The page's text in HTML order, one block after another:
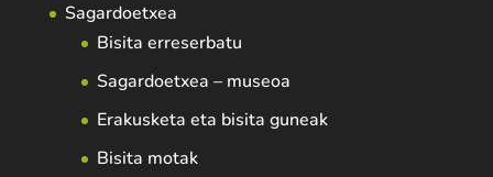
Sagardoetxea
Bisita erreserbatu
Sagardoetxea – museoa
Erakusketa eta bisita guneak
Bisita motak